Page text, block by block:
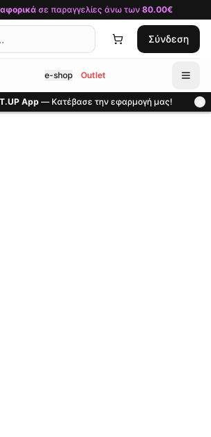
περιεχόμενο
σε παραγγελίες άνω των 80.00€
Σύνδεση
e-shop Outlet
App — Κατέβασε την εφαρμογή μας!